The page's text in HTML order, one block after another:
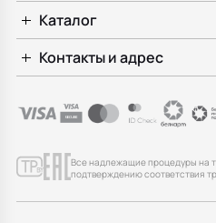
Каталог
Контакты и адрес
Все надлежащие процедуры на
подтверждению соответствия